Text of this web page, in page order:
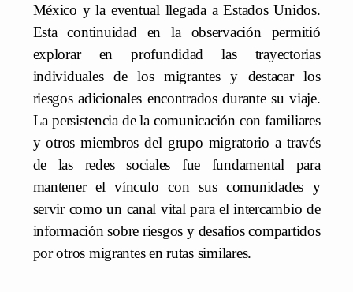
México y la eventual llegada a Estados Unidos.
Esta continuidad en la observación permitió
explorar en profundidad las trayectorias
individuales de los migrantes y destacar los
riesgos adicionales encontrados durante su viaje.
La persistencia de la comunicación con familiares
y otros miembros del grupo migratorio a través
de las redes sociales fue fundamental para
mantener el vínculo con sus comunidades y
servir como un canal vital para el intercambio de
información sobre riesgos y desafíos compartidos
por otros migrantes en rutas similares.